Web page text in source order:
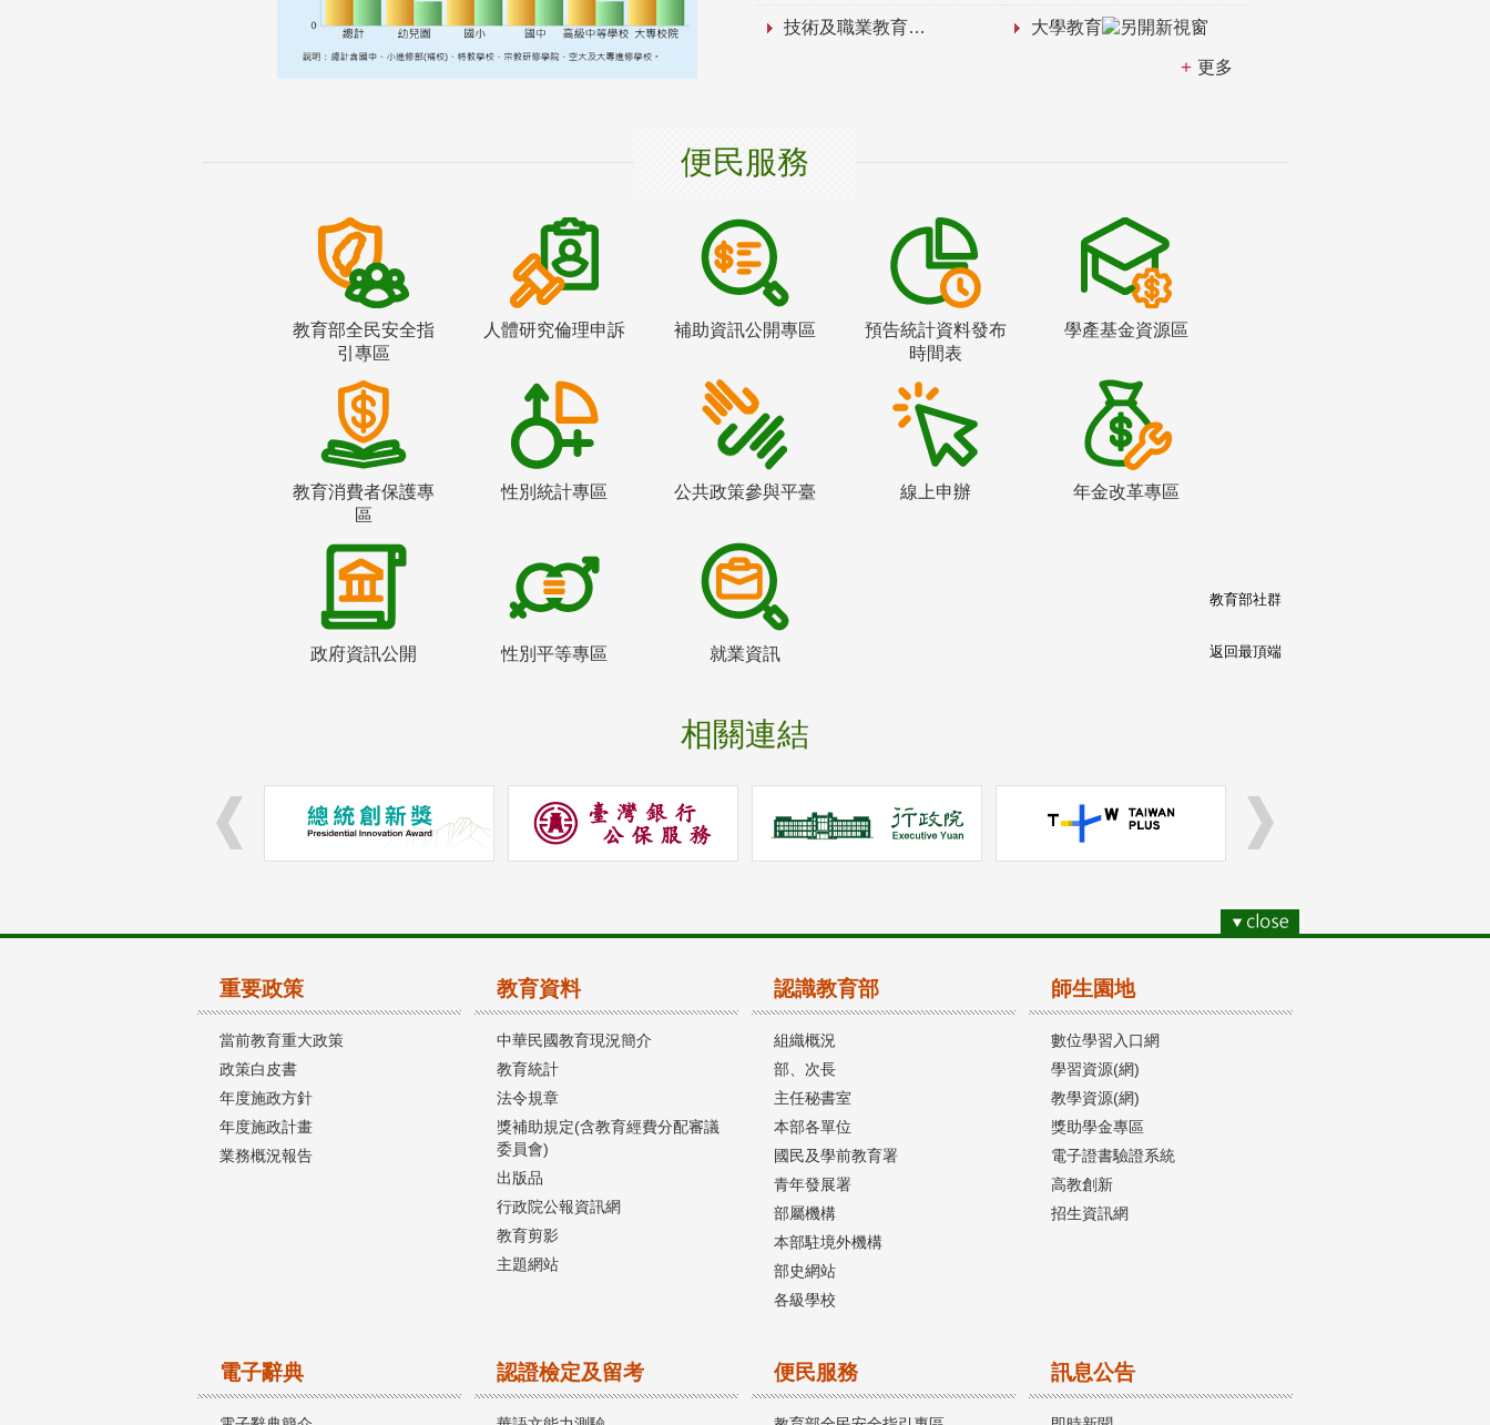
技術及職業教育 大學教育
更多
便民服務
教育部全民安全指
引專區
人體研究倫理申訴 補助資訊公開專區
預告統計資料發布
時間表
學產基金資源區
教育消費者保護專
區
性別統計專區 公共政策參與平臺 線上申辦 年金改革專區
政府資訊公開 性別平等專區 就業資訊
相關連結
教育部社群
返回最頂端
重要政策
當前教育重大政策
政策白皮書
年度施政方針
年度施政計畫
業務概況報告
教育資料
中華民國教育現況簡介
教育統計
法令規章
獎補助規定(含教育經費分配審議
委員會)
出版品
行政院公報資訊網
教育剪影
主題網站
認識教育部
組織概況
部、次長
主任秘書室
本部各單位
國民及學前教育署
青年發展署
部屬機構
本部駐境外機構
部史網站
各級學校
師生園地
數位學習入口網
學習資源(網)
教學資源(網)
獎助學金專區
電子證書驗證系統
高教創新
招生資訊網
電子辭典 認證檢定及留考 便民服務 訊息公告